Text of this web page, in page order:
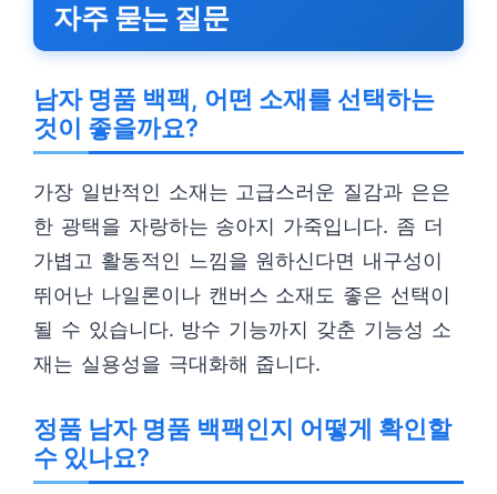
자주 묻는 질문
남자 명품 백팩, 어떤 소재를 선택하는
것이 좋을까요?
가장 일반적인 소재는 고급스러운 질감과 은은
한 광택을 자랑하는 송아지 가죽입니다. 좀 더
가볍고 활동적인 느낌을 원하신다면 내구성이
뛰어난 나일론이나 캔버스 소재도 좋은 선택이
될 수 있습니다. 방수 기능까지 갖춘 기능성 소
재는 실용성을 극대화해 줍니다.
정품 남자 명품 백팩인지 어떻게 확인할
수 있나요?